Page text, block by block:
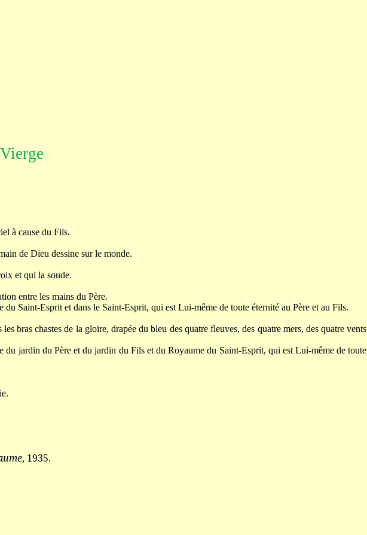
à cause du Fils.
de Dieu dessine sur le monde.
et qui la soude.
entre les mains du Père.
du Saint-Esprit et dans le Saint-Esprit, qui est Lui-même de toute éternité au Père et au Fils.
les bras chastes de la gloire, drapée du bleu des quatre fleuves, des quatre mers, des quatre vents
du jardin du Père et du jardin du Fils et du Royaume du Saint-Esprit, qui est Lui-même de toute
, 1935.